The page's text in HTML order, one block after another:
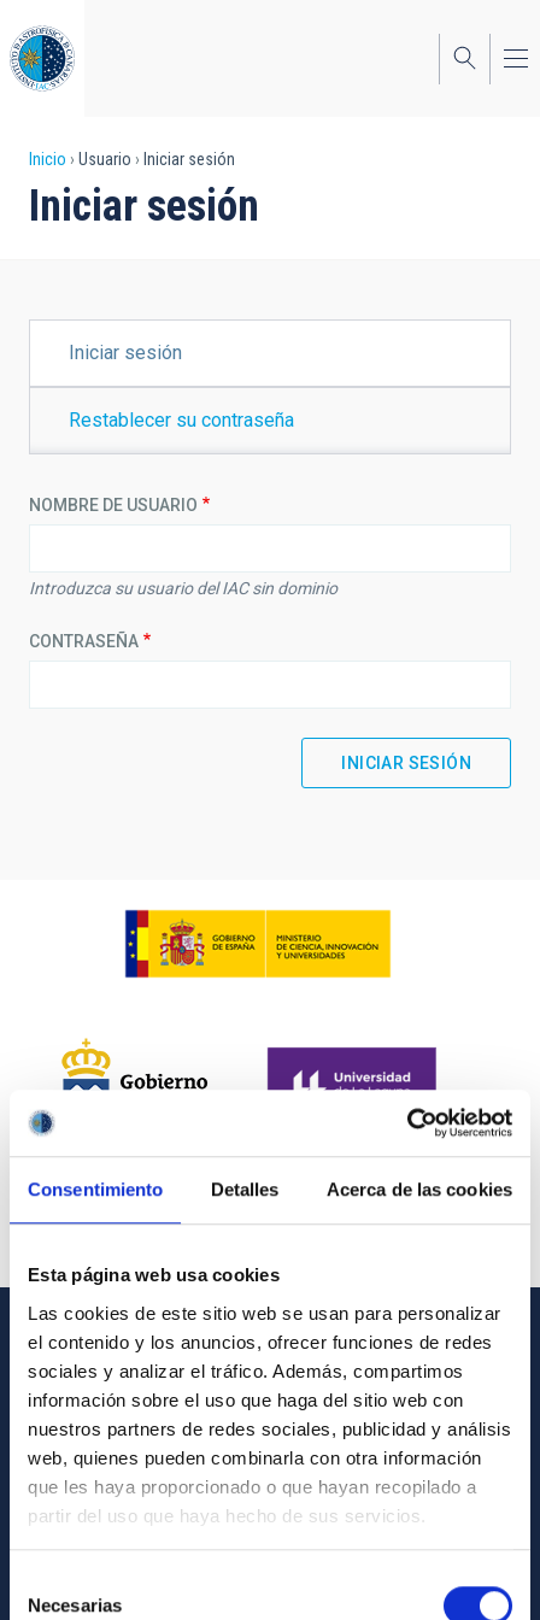
Consentimiento Detalles Acerca de las cookies
Esta página web usa cookies
Las cookies de este sitio web se usan para personalizar
el contenido y los anuncios, ofrecer funciones de redes
sociales y analizar el tráfico. Además, compartimos
información sobre el uso que haga del sitio web con
nuestros partners de redes sociales, publicidad y análisis
web, quienes pueden combinarla con otra información
que les haya proporcionado o que hayan recopilado a
partir del uso que haya hecho de sus servicios.
Necesarias
al
contenido
principal
Sobrescribir
enlaces
la
navegación
Inicio Usuario Iniciar sesión
Iniciar sesión
PRINCIPALES
Iniciar sesión
Restablecer su contraseña
NOMBRE DE USUARIO
Introduzca su usuario del IAC sin dominio
CONTRASEÑA
INFORMACIÓN GENERAL
Contacto
Cómo llegar al IAC
Directorio de personal
Biblioteca